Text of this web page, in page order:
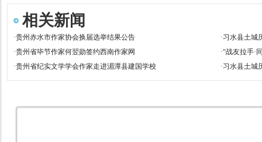
相关新闻
·贵州赤水市作家协会换届选举结果公告 ·习水县土城
专家
·贵州省毕节作家何翌勋签约西南作家网 ·“战友拉手·
·贵州省纪实文学学会作家走进湄潭县建国学校 ·习水县土城